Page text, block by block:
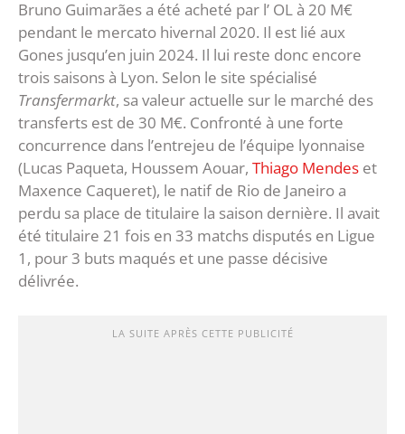
Bruno Guimarães a été acheté par l’ OL à 20 M€
pendant le mercato hivernal 2020. Il est lié aux
Gones jusqu’en juin 2024. Il lui reste donc encore
trois saisons à Lyon. Selon le site spécialisé
Transfermarkt, sa valeur actuelle sur le marché des
transferts est de 30 M€. Confronté à une forte
concurrence dans l’entrejeu de l’équipe lyonnaise
(Lucas Paqueta, Houssem Aouar, Thiago Mendes et
Maxence Caqueret), le natif de Rio de Janeiro a
perdu sa place de titulaire la saison dernière. Il avait
été titulaire 21 fois en 33 matchs disputés en Ligue
1, pour 3 buts maqués et une passe décisive
délivrée.
LA SUITE APRÈS CETTE PUBLICITÉ